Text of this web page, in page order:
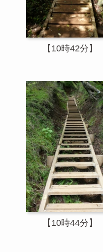
【10時42分】
【10時44分】